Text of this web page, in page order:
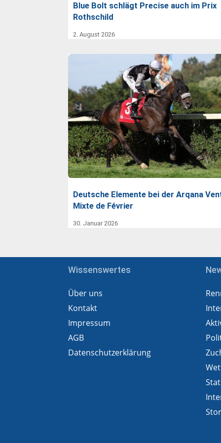
Blue Bolt schlägt Precise auch im Prix
Rothschild
2. August 2026
Deutsche Elemente bei der Arqana
Mixte de Février
30. Januar 2026
Wissenswertes
Über uns
Kontakt
Impressum
AGB
Datenschutzerklärung